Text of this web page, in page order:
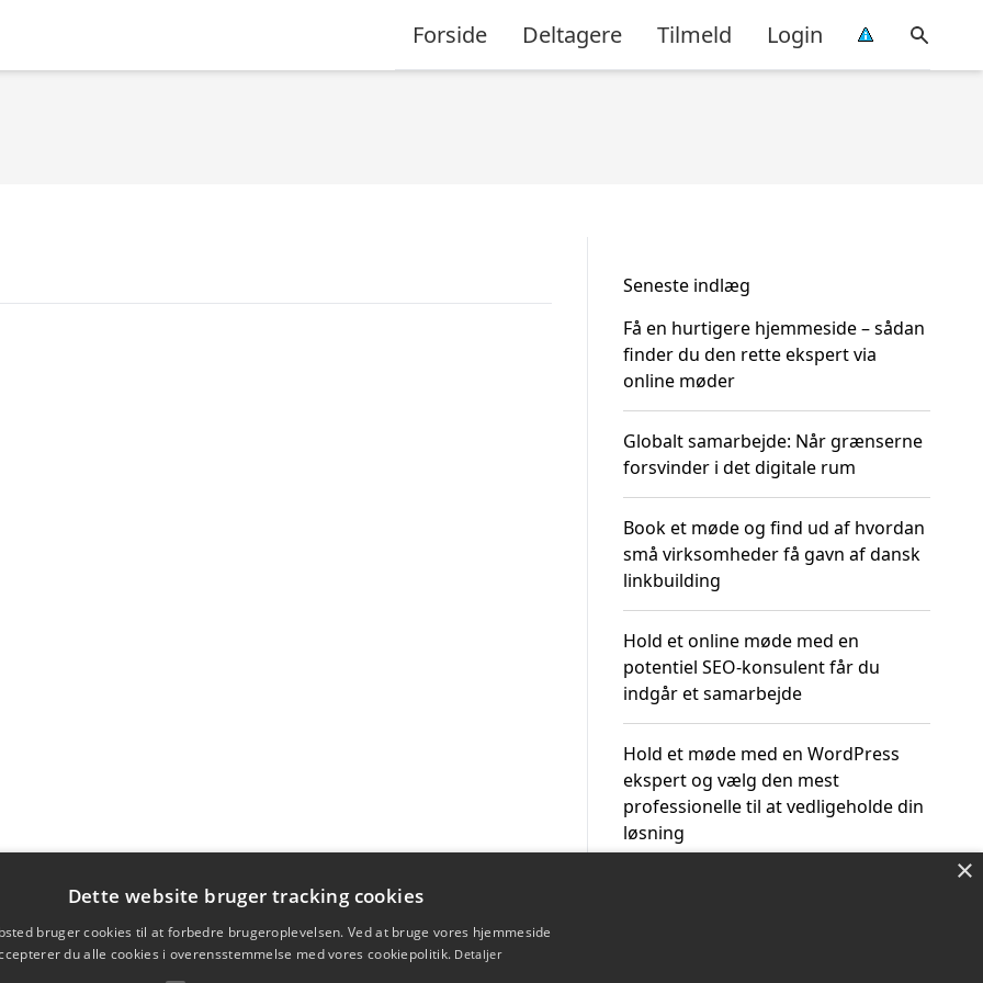
Forside Deltagere Tilmeld Login
Seneste indlæg
Få en hurtigere hjemmeside – sådan
finder du den rette ekspert via
online møder
Globalt samarbejde: Når grænserne
forsvinder i det digitale rum
Book et møde og find ud af hvordan
små virksomheder få gavn af dansk
linkbuilding
Hold et online møde med en
potentiel SEO-konsulent får du
indgår et samarbejde
Hold et møde med en WordPress
ekspert og vælg den mest
professionelle til at vedligeholde din
løsning
×
Dette website bruger tracking cookies
bruger cookies til at forbedre brugeroplevelsen. Ved at bruge vores hjemmeside
du alle cookies i overensstemmelse med vores cookiepolitik. Detaljer